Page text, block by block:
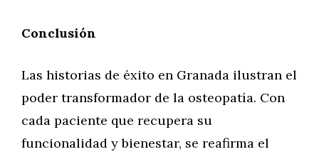
Conclusión
Las historias de éxito en Granada ilustran el
poder transformador de la osteopatía. Con
cada paciente que recupera su
funcionalidad y bienestar, se reafirma el